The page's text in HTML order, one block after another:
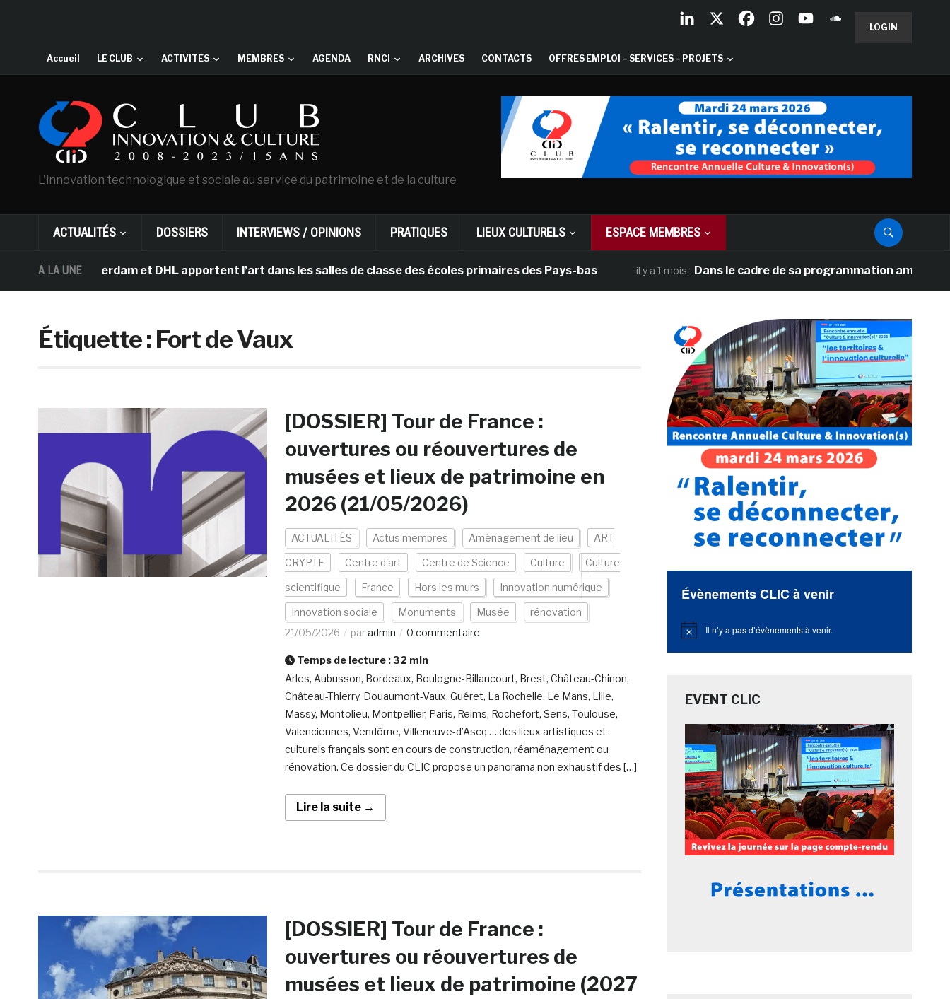
LOGIN
Accueil LE CLUB ACTIVITES MEMBRES AGENDA RNCI ARCHIVES CONTACTS OFFRES EMPLOI – SERVICES – PROJETS
L'innovation technologique et sociale au service du patrimoine et de la culture
ACTUALITÉS DOSSIERS INTERVIEWS / OPINIONS PRATIQUES LIEUX CULTURELS ESPACE MEMBRES
A LA UNE
d’Amsterdam et DHL apportent l’art dans les salles de classe des écoles primaires des Pays-bas il y a 1 mois Dans le cadre de sa programmation américaine,
Étiquette :Fort de Vaux
[DOSSIER] Tour de France :
ouvertures ou réouvertures de
musées et lieux de patrimoine en
2026 (21/05/2026)
ACTUALITÉS Actus membres Aménagement de lieu ART
CRYPTE Centre d'art Centre de Science Culture Culture
scientifique France Hors les murs Innovation numérique
Innovation sociale Monuments Musée
rénovation
21/05/2026
paradmin 0 commentaire
Temps de lecture : 32 min
Arles, Aubusson, Bordeaux, Boulogne-Billancourt, Brest, Château-Chinon,
Château-Thierry, Douaumont-Vaux, Guéret, La Rochelle, Le Mans, Lille,
Massy, Montolieu, Montpellier, Paris, Reims, Rochefort, Sens, Toulouse,
Valenciennes, Vendôme, Villeneuve-d’Ascq … des lieux artistiques et
culturels français sont en cours de construction, réaménagement ou
rénovation. Ce dossier du CLIC propose un panorama non exhaustif des […]
Lire la suite →
[DOSSIER] Tour de France :
ouvertures ou réouvertures de
musées et lieux de patrimoine (2027
Évènements CLIC à venir
Notice Il n’y a pas d’évènements à venir.
EVENT CLIC